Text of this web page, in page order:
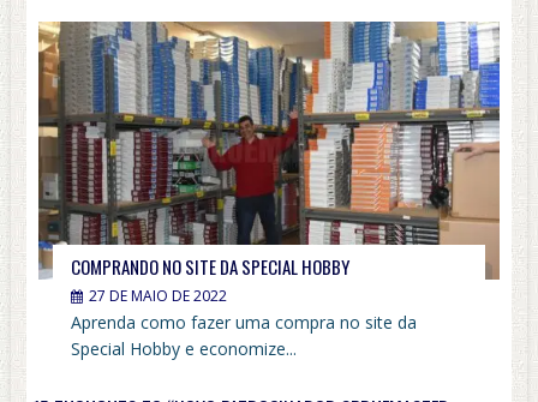
COMPRANDO NO SITE DA SPECIAL HOBBY
27 DE MAIO DE 2022
Aprenda como fazer uma compra no site da
Special Hobby e economize...